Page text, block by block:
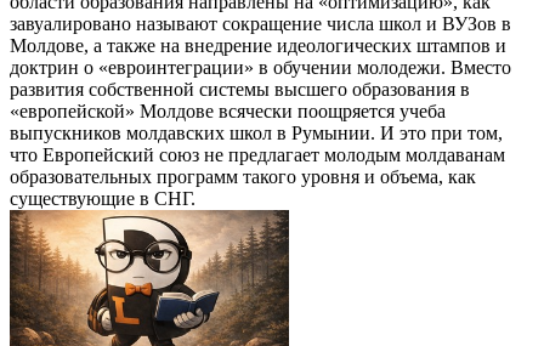
завуалировано называют сокращение числа школ и ВУЗов в
Молдове, а также на внедрение идеологических штампов и
доктрин о «евроинтеграции» в обучении молодежи. Вместо
развития собственной системы высшего образования в
«европейской» Молдове всячески поощряется учеба
выпускников молдавских школ в Румынии. И это при том,
что Европейский союз не предлагает молодым молдаванам
образовательных программ такого уровня и объема, как
существующие в СНГ.